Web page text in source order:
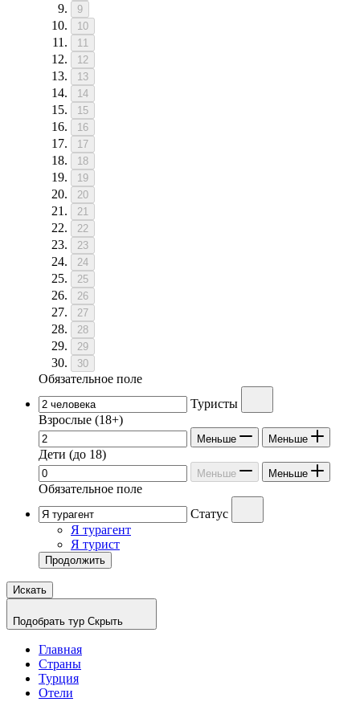
9
10
11
12
13
14
15
16
17
18
19
20
21
22
23
24
25
26
27
28
29
30
Обязательное поле
Туристы
Взрослые (18+)
Меньше Меньше
Дети (до 18)
Меньше Меньше
Обязательное поле
Статус
Я турагент
Я турист
Продолжить
Искать
Подобрать тур Скрыть
Главная
Страны
Турция
Отели